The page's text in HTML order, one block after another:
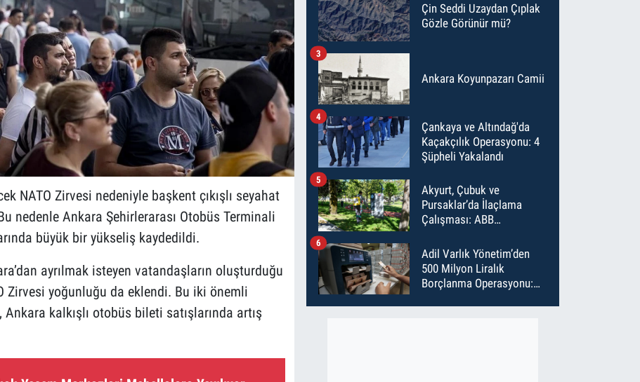
NATO Zirvesi nedeniyle başkent çıkışlı seyahat
nedenle Ankara Şehirlerarası Otobüs Terminali
büyük bir yükseliş kaydedildi.
ayrılmak isteyen vatandaşların oluşturduğu
Zirvesi yoğunluğu da eklendi. Bu iki önemli
kalkışlı otobüs bileti satışlarında artış
Çin Seddi Uzaydan Çıplak
Gözle Görünür mü?
Ankara Koyunpazarı Camii
3
Çankaya ve Altındağ'da
Kaçakçılık Operasyonu: 4
Şüpheli Yakalandı
4
Akyurt, Çubuk ve
Pursaklar’da İlaçlama
Çalışması: ABB
İlaçladı
5
Adil Varlık Yönetim’den
500 Milyon Liralık
Borçlanma Operasyonu:
6